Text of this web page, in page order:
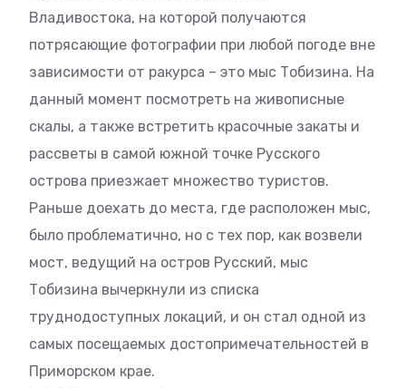
Владивостока, на которой получаются
потрясающие фотографии при любой погоде вне
зависимости от ракурса – это мыс Тобизина. На
данный момент посмотреть на живописные
скалы, а также встретить красочные закаты и
рассветы в самой южной точке Русского
острова приезжает множество туристов.
Раньше доехать до места, где расположен мыс,
было проблематично, но с тех пор, как возвели
мост, ведущий на остров Русский, мыс
Тобизина вычеркнули из списка
труднодоступных локаций, и он стал одной из
самых посещаемых достопримечательностей в
Приморском крае.